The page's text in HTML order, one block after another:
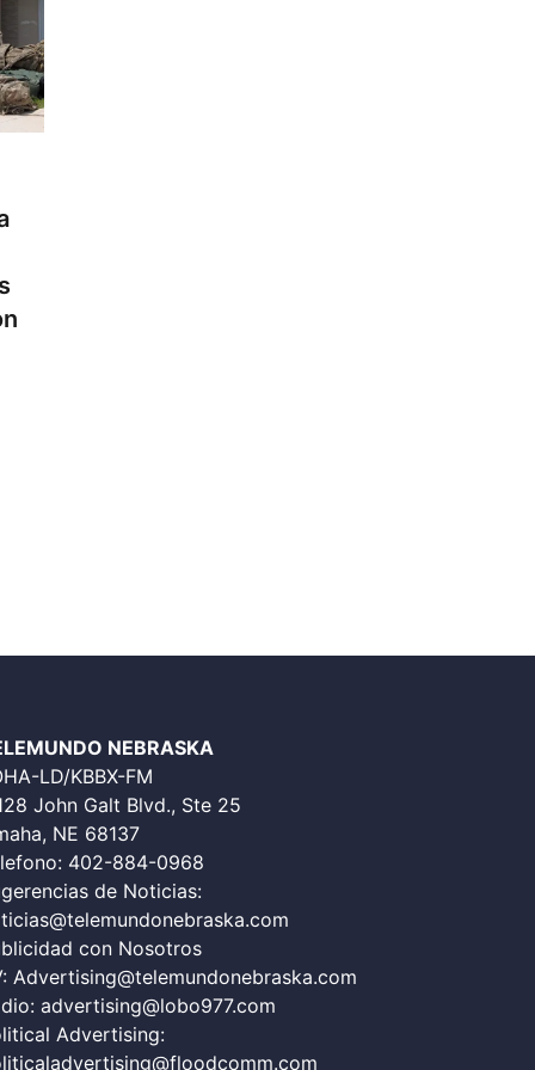
NEBRASKA
LD/KBBX-FM
John Galt Blvd., Ste 25
NE 68137
402-884-0968
de Noticias:
con Nosotros
Advertising@telemundonebraska.com
advertising@lobo977.com
Advertising: